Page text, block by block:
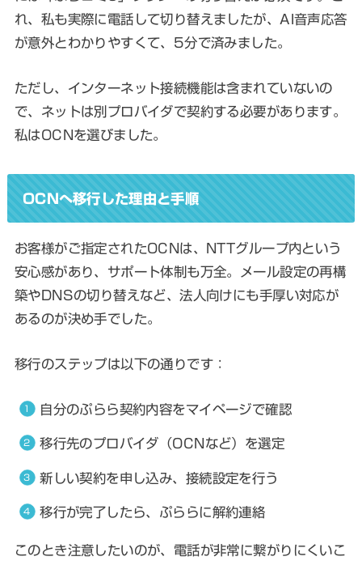
れ、私も実際に電話して切り替えましたが、AI音声応答
が意外とわかりやすくて、5分で済みました。
ただし、インターネット接続機能は含まれていないの
で、ネットは別プロバイダで契約する必要があります。
私はOCNを選びました。
OCNへ移行した理由と手順
お客様がご指定されたOCNは、NTTグループ内という
安心感があり、サポート体制も万全。メール設定の再構
築やDNSの切り替えなど、法人向けにも手厚い対応が
あるのが決め手でした。
移行のステップは以下の通りです：
自分のぷらら契約内容をマイページで確認
移行先のプロバイダ（OCNなど）を選定
新しい契約を申し込み、接続設定を行う
移行が完了したら、ぷららに解約連絡
このとき注意したいのが、電話が非常に繋がりにくいこ